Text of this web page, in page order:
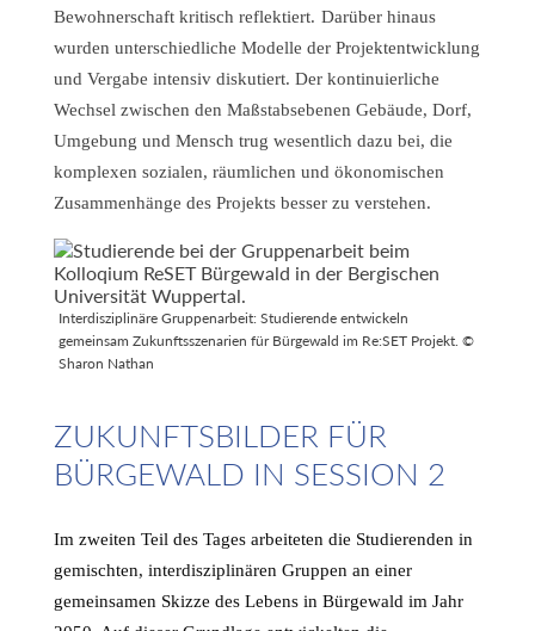
Bewohnerschaft kritisch reflektiert. Darüber hinaus
wurden unterschiedliche Modelle der Projektentwicklung
und Vergabe intensiv diskutiert. Der kontinuierliche
Wechsel zwischen den Maßstabsebenen Gebäude, Dorf,
Umgebung und Mensch trug wesentlich dazu bei, die
komplexen sozialen, räumlichen und ökonomischen
Zusammenhänge des Projekts besser zu verstehen.
Interdisziplinäre Gruppenarbeit: Studierende entwickeln
gemeinsam Zukunftsszenarien für Bürgewald im Re:SET Projekt. ©
Sharon Nathan
ZUKUNFTSBILDER FÜR
BÜRGEWALD IN SESSION 2
Im zweiten Teil des Tages arbeiteten die Studierenden in
gemischten, interdisziplinären Gruppen an einer
gemeinsamen Skizze des Lebens in Bürgewald im Jahr